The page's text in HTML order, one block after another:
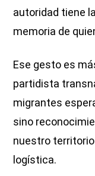
autoridad tiene
memoria de
Ese gesto es
partidista
migrantes
sino
nuestro
logística.